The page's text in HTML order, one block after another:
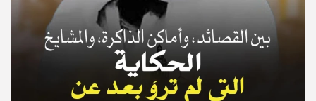
© Copyright 2025, APS